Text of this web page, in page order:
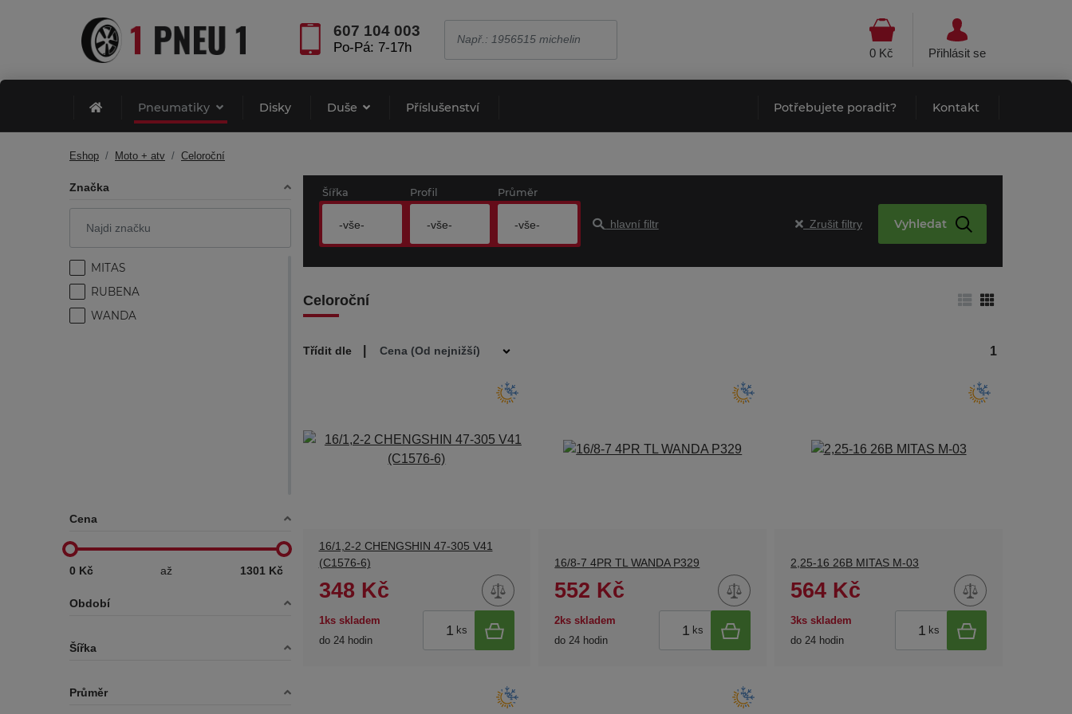
607 104 003
Po-Pá: 7-17h 0 Kč Přihlásit se
Pneumatiky Disky Duše Příslušenství Potřebujete poradit? Kontakt
Eshop Moto + atv Celoroční
Značka
MITAS
RUBENA
WANDA
Cena
0 Kč až 1301 Kč
Období
Šířka
Průměr
Šířka
-vše-
Profil
-vše-
Průměr
-vše- hlavní filtr Zrušit filtry Vyhledat
Celoroční
Třídit dle 1
16/1,2-2 CHENGSHIN 47-305 V41
(C1576-6)
348 Kč
1ks skladem
do 24 hodin
ks
16/8-7 4PR TL WANDA P329
552 Kč
2ks skladem
do 24 hodin
ks
2,25-16 26B MITAS M-03
564 Kč
3ks skladem
do 24 hodin
ks